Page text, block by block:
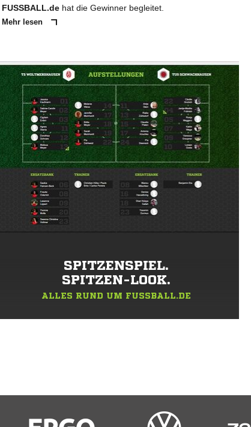
FUSSBALL.dehat die Gewinner begleitet.
Mehr lesen
SPITZENSPIEL.
SPITZEN-LOOK.
ALLES RUND UM FUSSBALL.DE